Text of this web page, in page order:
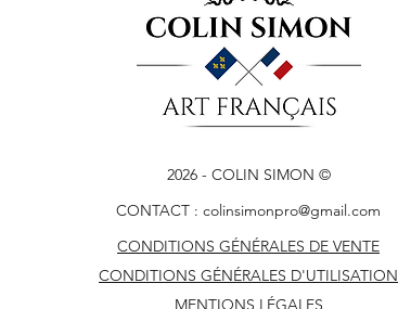
CONDITIONS GÉNÉRALES DE VENTE
2026- COLIN SIMON ©
CONTACT : colinsimonpro@gmail.com
CONDITIONS GÉNÉRALES D'UTILISATION
MENTIONS LÉGALES